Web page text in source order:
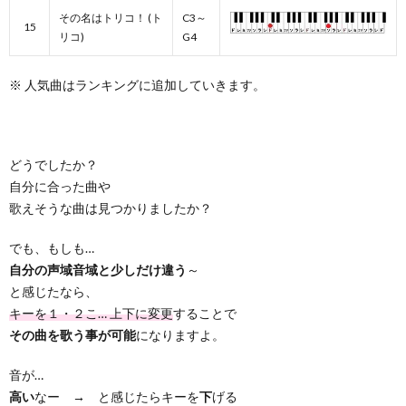
15
その名はトリコ！ (ト
リコ)
C3～
G4
※ 人気曲はランキングに追加していきます。
どうでしたか？
自分に合った曲や
歌えそうな曲は見つかりましたか？
でも、もしも…
自分の声域音域と少しだけ違う ～
と感じたなら、
キーを１・２こ… 上下に変更することで
その曲を歌う事が可能になりますよ。
音が…
高いなー → と感じたらキーを下げる